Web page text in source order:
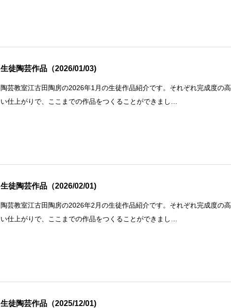
生徒陶芸作品（2026/01/03)
陶芸教室江古田陶房の2026年1月の生徒作品紹介です。それぞれ完成度の高
い仕上がりで、ここまでの作品をつくることができまし…
生徒陶芸作品（2026/02/01)
陶芸教室江古田陶房の2026年2月の生徒作品紹介です。それぞれ完成度の高
い仕上がりで、ここまでの作品をつくることができまし…
生徒陶芸作品（2025/12/01)